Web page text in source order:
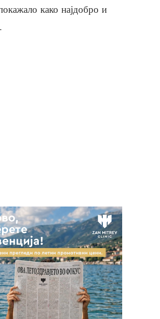
како најдобро и